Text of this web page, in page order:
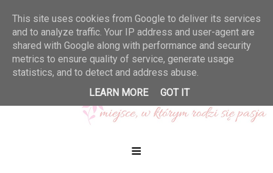
≡
This site uses cookies from Google to deliver its services
and to analyze traffic. Your IP address and user-agent are
shared with Google along with performance and security
metrics to ensure quality of service, generate usage
statistics, and to detect and address abuse.
LEARN MORE
GOT IT